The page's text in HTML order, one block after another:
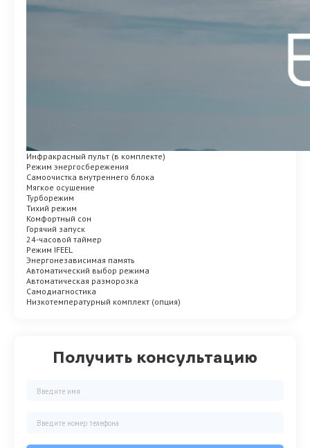
Получить консультацию
Инфракрасный пульт (в комплекте)
Режим энергосбережения
Самоочистка внутреннего блока
Мягкое осушение
Турборежим
Тихий режим
Комфортный сон
Горячий запуск
24-часовой таймер
Режим IFEEL
Энергонезависимая память
Автоматический выбор режима
Автоматическая разморозка
Самодиагностика
Низкотемпературный комплект (опция)